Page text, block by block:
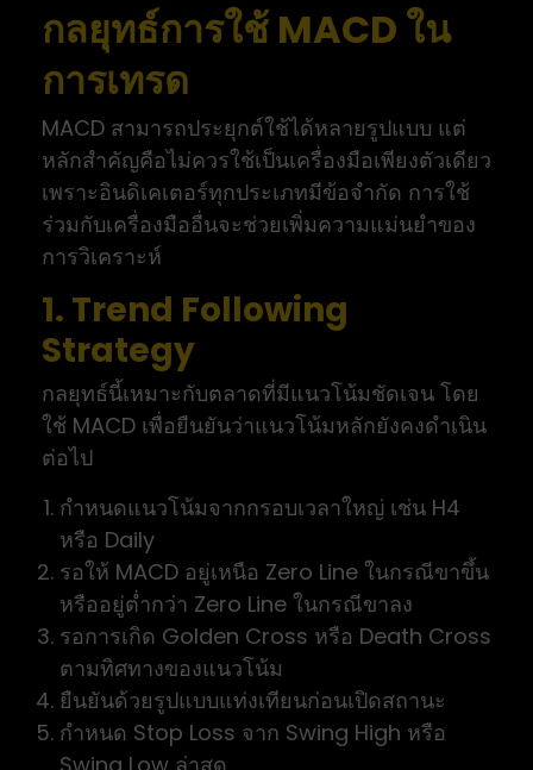
กลยุทธ์การใช้ MACD ใน
การเทรด
MACD สามารถประยุกต์ใช้ได้หลายรูปแบบ แต่
หลักสำคัญคือไม่ควรใช้เป็นเครื่องมือเพียงตัวเดียว
เพราะอินดิเคเตอร์ทุกประเภทมีข้อจำกัด การใช้
ร่วมกับเครื่องมืออื่นจะช่วยเพิ่มความแม่นยำของ
การวิเคราะห์
1. Trend Following
Strategy
กลยุทธ์นี้เหมาะกับตลาดที่มีแนวโน้มชัดเจน โดย
ใช้ MACD เพื่อยืนยันว่าแนวโน้มหลักยังคงดำเนิน
ต่อไป
กำหนดแนวโน้มจากกรอบเวลาใหญ่ เช่น H4
หรือ Daily
รอให้ MACD อยู่เหนือ Zero Line ในกรณีขาขึ้น
หรืออยู่ต่ำกว่า Zero Line ในกรณีขาลง
รอการเกิด Golden Cross หรือ Death Cross
ตามทิศทางของแนวโน้ม
ยืนยันด้วยรูปแบบแท่งเทียนก่อนเปิดสถานะ
กำหนด Stop Loss จาก Swing High หรือ
Swing Low ล่าสุด